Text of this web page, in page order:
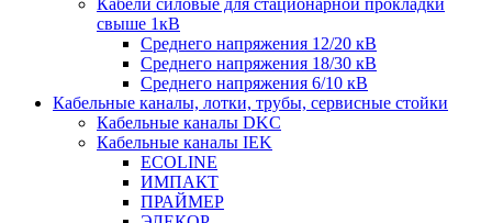
свыше 1кВ
Среднего напряжения 12/20 кВ
Среднего напряжения 18/30 кВ
Среднего напряжения 6/10 кВ
Кабельные каналы, лотки, трубы, сервисные стойки
Кабельные каналы DKC
Кабельные каналы IEK
ECOLINE
ИМПАКТ
ПРАЙМЕР